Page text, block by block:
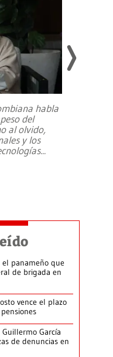
habla
del
al olvido,
y los
...
el panameño que
de brigada en
vence el plazo
Guillermo García
de denuncias en